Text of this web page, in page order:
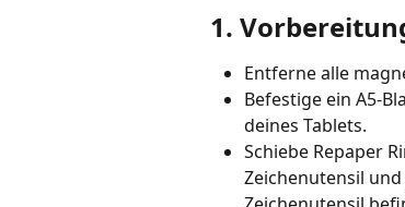
1.
Entferne alle
Befestige ein A5-
deines Tablets.
Schiebe Repaper
Zeichenutensil